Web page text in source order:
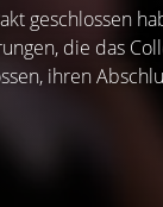
geschlossen
die das
ihren